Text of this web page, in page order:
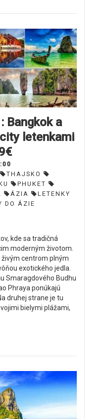
Bangkok a
letenkami
THAJSKO
PHUKET
ÁZIA
LETENKY
DO ÁZIE
kde sa tradičná
moderným životom.
živým centrom plným
exotického jedla.
Smaragdového Budhu
Phraya ponúkajú
druhej strane je tu
bielymi plážami,